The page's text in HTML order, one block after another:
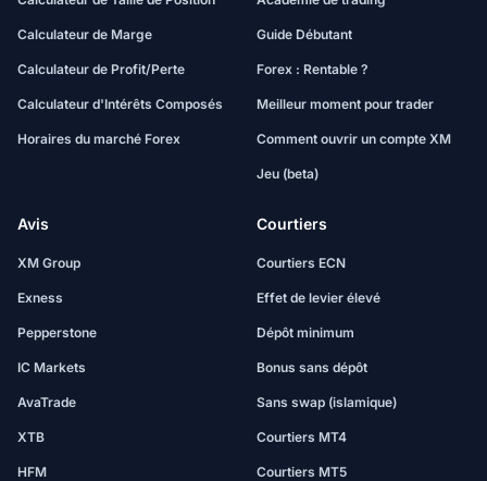
Calculateur de Marge
Calculateur de Profit/Perte
Calculateur d'Intérêts Composés
Horaires du marché Forex
Guide Débutant
Forex : Rentable ?
Meilleur moment pour trader
Comment ouvrir un compte XM
Jeu (beta)
Avis
XM Group
Exness
Pepperstone
IC Markets
AvaTrade
XTB
HFM
Courtiers
Courtiers ECN
Effet de levier élevé
Dépôt minimum
Bonus sans dépôt
Sans swap (islamique)
Courtiers MT4
Courtiers MT5